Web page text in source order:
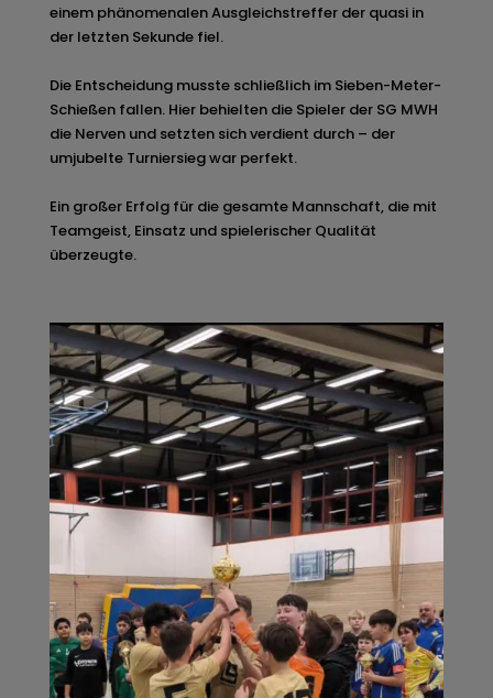
einem phänomenalen Ausgleichstreffer der quasi in
der letzten Sekunde fiel.
Die Entscheidung musste schließlich im Sieben-Meter-
Schießen fallen. Hier behielten die Spieler der SG MWH
die Nerven und setzten sich verdient durch – der
umjubelte Turniersieg war perfekt.
Ein großer Erfolg für die gesamte Mannschaft, die mit
Teamgeist, Einsatz und spielerischer Qualität
überzeugte.